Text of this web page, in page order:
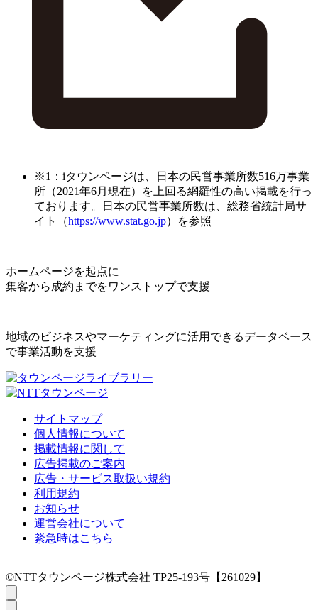
※1：iタウンページは、日本の民営事業所数516万事業
所（2021年6月現在）を上回る網羅性の高い掲載を行っ
ております。日本の民営事業所数は、総務省統計局サ
イト（https://www.stat.go.jp）を参照
ホームページを起点に
集客から成約までをワンストップで支援
地域のビジネスやマーケティングに活用できるデータベース
で事業活動を支援
サイトマップ
個人情報について
掲載情報に関して
広告掲載のご案内
広告・サービス取扱い規約
利用規約
お知らせ
運営会社について
緊急時はこちら
©NTTタウンページ株式会社 TP25-193号【261029】